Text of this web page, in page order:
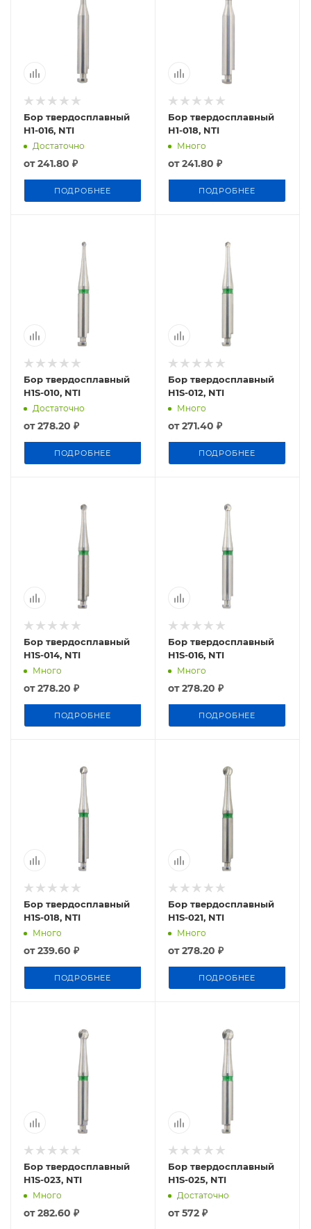
Бор твердосплавный
H1-016, NTI
Достаточно
от241.80 ₽
ПОДРОБНЕЕ
Бор твердосплавный
H1-018, NTI
Много
от241.80 ₽
ПОДРОБНЕЕ
Бор твердосплавный
H1S-010, NTI
Достаточно
от278.20 ₽
ПОДРОБНЕЕ
Бор твердосплавный
H1S-012, NTI
Много
от271.40 ₽
ПОДРОБНЕЕ
Бор твердосплавный
H1S-014, NTI
Много
от278.20 ₽
ПОДРОБНЕЕ
Бор твердосплавный
H1S-016, NTI
Много
от278.20 ₽
ПОДРОБНЕЕ
Бор твердосплавный
H1S-018, NTI
Много
от239.60 ₽
ПОДРОБНЕЕ
Бор твердосплавный
H1S-021, NTI
Много
от278.20 ₽
ПОДРОБНЕЕ
Бор твердосплавный
H1S-023, NTI
Много
от282.60 ₽
Бор твердосплавный
H1S-025, NTI
Достаточно
от572 ₽